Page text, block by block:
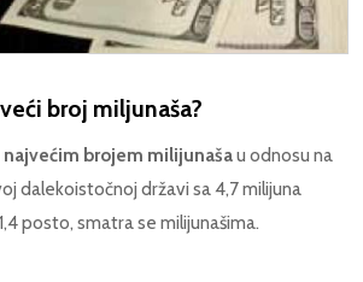
broj miljunaša?
najvećim brojem milijunašau odnosu na
dalekoistočnoj državi sa 4,7 milijuna
posto, smatra se milijunašima.